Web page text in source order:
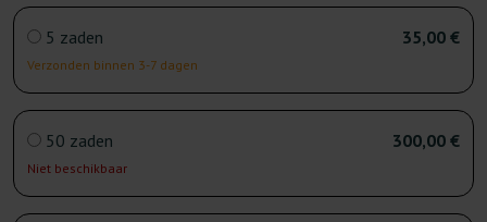
5 zaden
Verzonden binnen 3-7 dagen
35,00 €
50 zaden
Niet beschikbaar
300,00 €